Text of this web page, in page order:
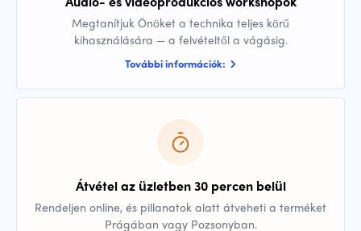
Megtanítjuk Önöket a technika teljes körű
kihasználására — a felvételtől a vágásig.
További információk:
Átvétel az üzletben 30 percen belül
Rendeljen online, és pillanatok alatt átveheti a terméket
Prágában vagy Pozsonyban.